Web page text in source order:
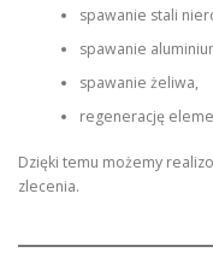
spawanie stali
spawanie
spawanie żeliwa,
regenerację
Dzięki temu możemy
zlecenia.